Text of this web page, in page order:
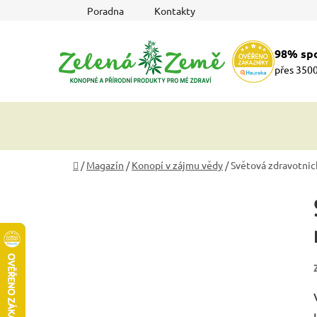
Poradna Kontakty
98%
přes
Domů
/ Magazín / Konopí v zájmu vědy /Světová